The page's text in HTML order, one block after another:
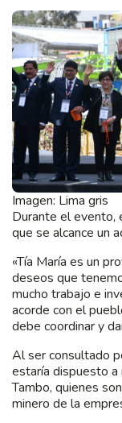
Imagen: Lima gris
Durante el evento,
que se alcance un
«Tía María es un
deseos que
mucho trabajo e
acorde con el
debe coordinar y
Al ser consultado
estaría dispuesto
Tambo, quienes
minero de la